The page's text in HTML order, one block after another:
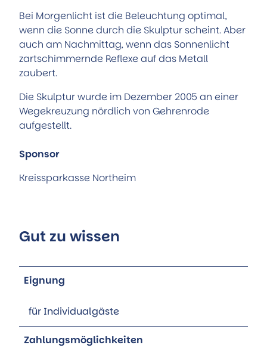
Bei Morgenlicht ist die Beleuchtung optimal,
wenn die Sonne durch die Skulptur scheint. Aber
auch am Nachmittag, wenn das Sonnenlicht
zartschimmernde Reflexe auf das Metall
zaubert.
Die Skulptur wurde im Dezember 2005 an einer
Wegekreuzung nördlich von Gehrenrode
aufgestellt.
Sponsor
Kreissparkasse Northeim
Gut zu wissen
Eignung
für Individualgäste
Zahlungsmöglichkeiten